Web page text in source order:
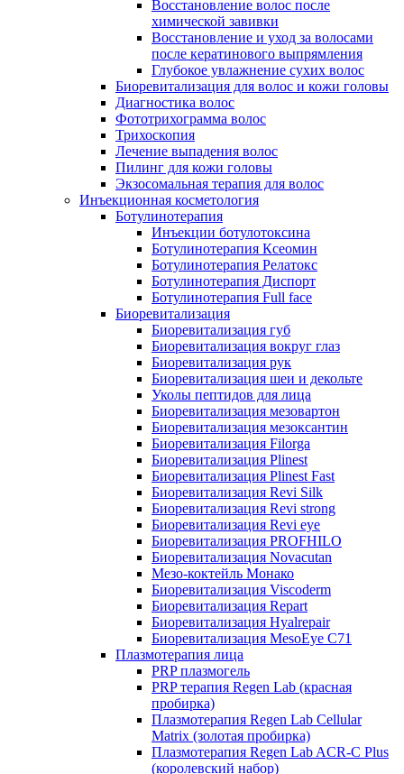
Восстановление волос после
химической завивки
Восстановление и уход за волосами
после кератинового выпрямления
Глубокое увлажнение сухих волос
Биоревитализация для волос и кожи головы
Диагностика волос
Фототрихограмма волос
Трихоскопия
Лечение выпадения волос
Пилинг для кожи головы
Экзосомальная терапия для волос
Инъекционная косметология
Ботулинотерапия
Инъекции ботулотоксина
Ботулинотерапия Ксеомин
Ботулинотерапия Релатокс
Ботулинотерапия Диспорт
Ботулинотерапия Full face
Биоревитализация
Биоревитализация губ
Биоревитализация вокруг глаз
Биоревитализация рук
Биоревитализация шеи и декольте
Уколы пептидов для лица
Биоревитализация мезовартон
Биоревитализация мезоксантин
Биоревитализация Filorga
Биоревитализация Plinest
Биоревитализация Plinest Fast
Биоревитализация Revi Silk
Биоревитализация Revi strong
Биоревитализация Revi eye
Биоревитализация PROFHILO
Биоревитализация Novacutan
Мезо-коктейль Монако
Биоревитализация Viscoderm
Биоревитализация Repart
Биоревитализация Hyalrepair
Биоревитализация MesoEye C71
Плазмотерапия лица
PRP плазмогель
PRP терапия Regen Lab (красная
пробирка)
Плазмотерапия Regen Lab Cellular
Matrix (золотая пробирка)
Плазмотерапия Regen Lab ACR-C Plus
(королевский набор)